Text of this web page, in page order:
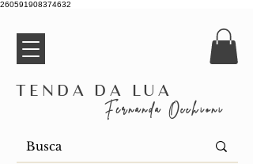
260591908374632
Tenda da Lua
Fernanda Occhioni